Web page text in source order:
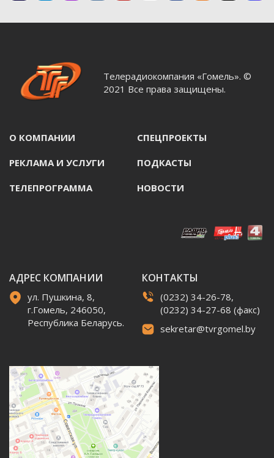
Телерадиокомпания «Гомель». ©
2021 Все права защищены.
О КОМПАНИИ СПЕЦПРОЕКТЫ
РЕКЛАМА И УСЛУГИ ПОДКАСТЫ
ТЕЛЕПРОГРАММА НОВОСТИ
АДРЕС КОМПАНИИ
ул. Пушкина, 8,
г.Гомель, 246050,
Республика Беларусь.
КОНТАКТЫ
(0232) 34-26-78,
(0232) 34-27-68 (факс)
sekretar@tvrgomel.by